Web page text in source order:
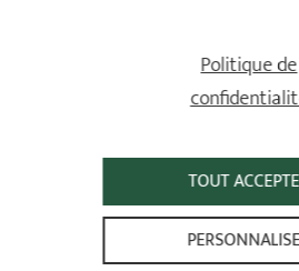
Le Client devra impérativement
de la commande concernée.
Le retour des Produits neufs, intacts,
d’origine et accompagnés de tous
s’effectue dans les 14 jours de la
exclusivement à l’adresse postale
TOUT
Politique de